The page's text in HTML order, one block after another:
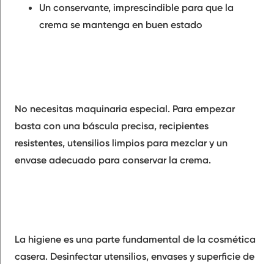
Un conservante, imprescindible para que la
crema se mantenga en buen estado
No necesitas maquinaria especial. Para empezar
basta con una báscula precisa, recipientes
resistentes, utensilios limpios para mezclar y un
envase adecuado para conservar la crema.
La higiene es una parte fundamental de la cosmética
casera. Desinfectar utensilios, envases y superficie de